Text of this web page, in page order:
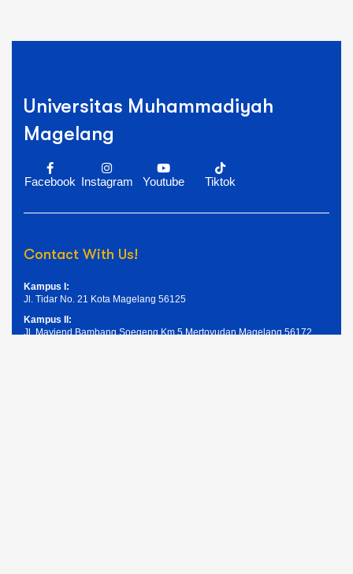
Universitas Muhammadiyah
Magelang
Facebook Instagram Youtube Tiktok
Contact With Us!
Kampus I:
Jl. Tidar No. 21 Kota Magelang 56125
Kampus II:
Jl. Mayjend Bambang Soegeng Km.5 Mertoyudan Magelang 56172